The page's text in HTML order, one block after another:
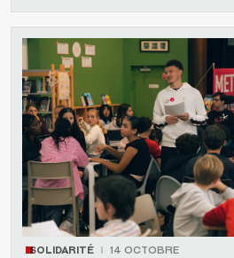
SOLIDARITÉ 14 OCTOBRE